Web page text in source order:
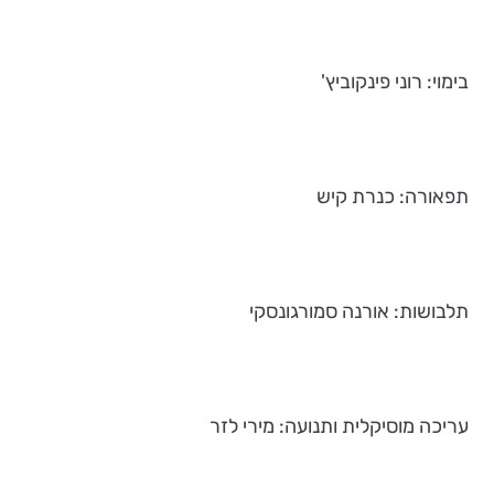
בימוי: רוני פינקוביץ'
תפאורה: כנרת קיש
תלבושות: אורנה סמורגונסקי
עריכה מוסיקלית ותנועה: מירי לזר